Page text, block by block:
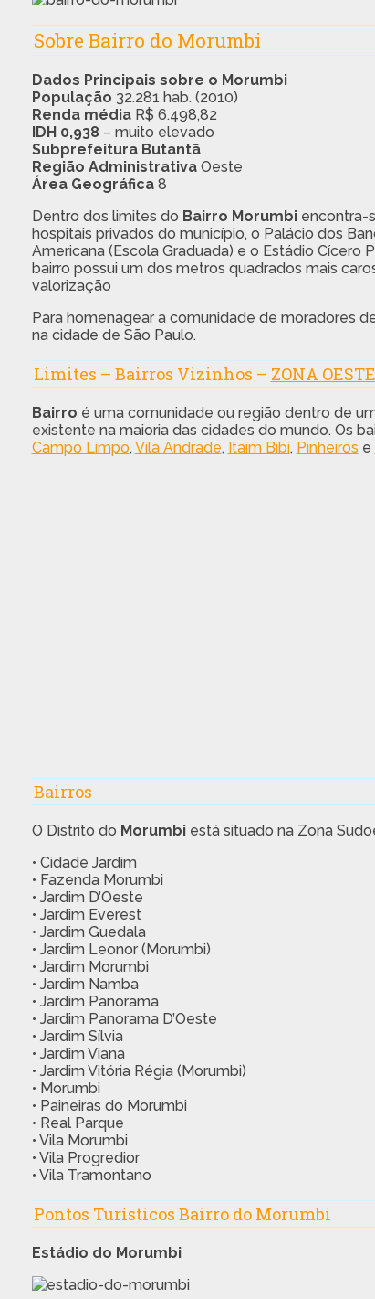
Sobre Bairro do Morumbi
Dados Principais sobre o Morumbi
População 32.281 hab. (2010)
Renda médiaR$ 6.498,82
IDH 0,938– muito elevado
Subprefeitura Butantã
Região AdministrativaOeste
Área Geográfica8
Dentro dos limites do Bairro Morumbiencontra-
hospitais privados do município, o Palácio dos
Americana (Escola Graduada) e o Estádio Cícero
bairro possui um dos metros quadrados mais
valorização
Para homenagear a comunidade de moradores
na cidade de São Paulo.
Limites – Bairros Vizinhos – ZONA OESTE
Bairro é uma comunidade ou região dentro de
existente na maioria das cidades do mundo. Os
Campo Limpo, Vila Andrade, Itaim Bibi, Pinheiros e
Bairros
O Distrito do Morumbiestá situado na Zona
• Cidade Jardim
• Fazenda Morumbi
• Jardim D’Oeste
• Jardim Everest
• Jardim Guedala
• Jardim Leonor (Morumbi)
• Jardim Morumbi
• Jardim Namba
• Jardim Panorama
• Jardim Panorama D’Oeste
• Jardim Sílvia
• Jardim Viana
• Jardim Vitória Régia (Morumbi)
• Morumbi
• Paineiras do Morumbi
• Real Parque
• Vila Morumbi
• Vila Progredior
• Vila Tramontano
Pontos Turísticos Bairro do Morumbi
Estádio do Morumbi